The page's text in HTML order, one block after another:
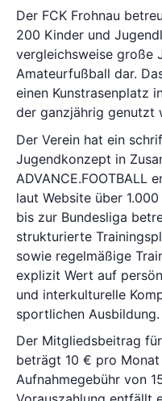
Der FCK Frohnau
200 Kinder und
vergleichsweise große
Amateurfußball dar.
einen Kunstrasenplatz
der ganzjährig genutzt
Der Verein hat ein
Jugendkonzept in
ADVANCE.FOOTBALL
laut Website über
bis zur Bundesliga
strukturierte
sowie regelmäßige
explizit Wert auf
und interkulturelle
sportlichen Ausbildung.
Der Mitgliedsbeitrag
beträgt 10 € pro
Aufnahmegebühr von